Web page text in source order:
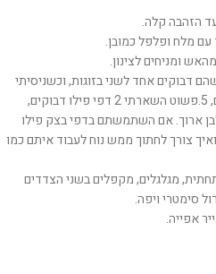
דבוקים אחד לשני בזוגות, וכשניסיתי
להפריד הם נקרעים, אז לא רבתי איתם, 5.פשוט השארתי 2 דפי פילו דבוקים,
ארוך. אם השתמשתם בדפי בצק פילו
צורך לחתוך ממש נוח לעבוד איתם כמו
בתחתית, מגלגלים, מקפלים בשני הצדדים
סימטרי ויפה.